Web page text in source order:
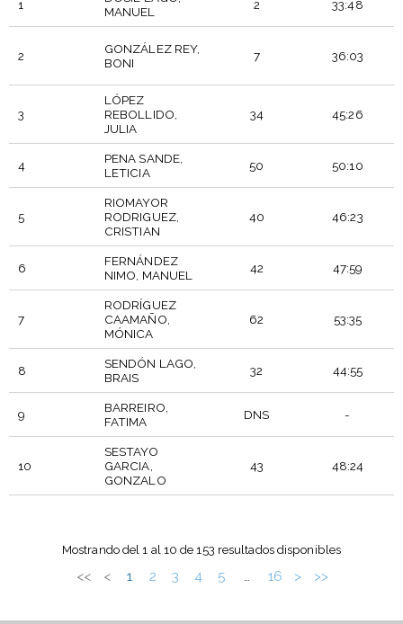
1
MANUEL
2 33:48
2
GONZÁLEZ REY,
BONI
7 36:03
3
LÓPEZ
REBOLLIDO,
JULIA
34 45:26
4
PENA SANDE,
LETICIA
50 50:10
5
RIOMAYOR
RODRIGUEZ,
CRISTIAN
40 46:23
6
FERNÁNDEZ
NIMO, MANUEL
42 47:59
7
RODRÍGUEZ
CAAMAÑO,
MÓNICA
62 53:35
8
SENDÓN LAGO,
BRAIS
32 44:55
9
BARREIRO,
FATIMA
DNS -
10
SESTAYO
GARCIA,
GONZALO
43 48:24
Mostrando del 1 al 10 de 153 resultados disponibles
<< < 1 2 3 4 5 16 > >>